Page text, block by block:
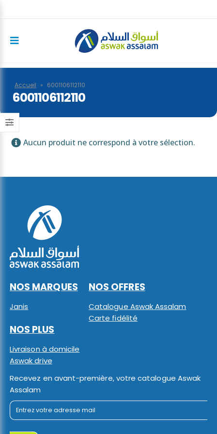
Accueil » 6001106112110
6001106112110
Aucun produit ne correspond à votre sélection.
NOS MARQUES
Janis
NOS OFFRES
Catalogue Aswak Assalam
Carte fidélité
NOS PLUS
Livraison à domicile
Aswak drive
Recevez en avant-première, votre catalogue Aswak
Assalam